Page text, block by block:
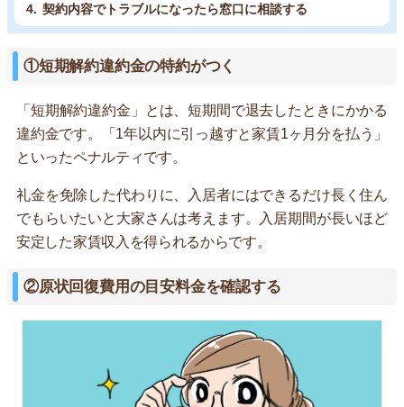
契約内容でトラブルになったら窓口に相談する
①短期解約違約金の特約がつく
「短期解約違約金」とは、短期間で退去したときにかかる
違約金です。「1年以内に引っ越すと家賃1ヶ月分を払う」
といったペナルティです。
礼金を免除した代わりに、入居者にはできるだけ長く住ん
でもらいたいと大家さんは考えます。入居期間が長いほど
安定した家賃収入を得られるからです。
②原状回復費用の目安料金を確認する